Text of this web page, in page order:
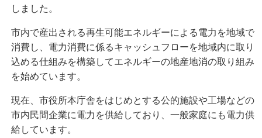
しました。
市内で産出される再生可能エネルギーによる電力を地域で
消費し、電力消費に係るキャッシュフローを地域内に取り
込める仕組みを構築してエネルギーの地産地消の取り組み
を始めています。
現在、市役所本庁舎をはじめとする公的施設や工場などの
市内民間企業に電力を供給しており、一般家庭にも電力供
給しています。